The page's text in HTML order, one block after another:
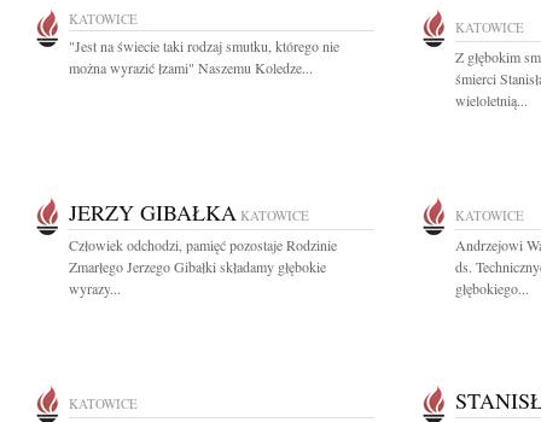
KATOWICE
"Jest na świecie taki rodzaj smutku, którego nie
można wyrazić łzami" Naszemu Koledze...
KATOWICE
Z głębokim
śmierci
wieloletnią...
JERZY GIBAŁKA KATOWICE
Człowiek odchodzi, pamięć pozostaje Rodzinie
Zmarłego Jerzego Gibałki składamy głębokie
wyrazy...
KATOWICE
Andrzejowi
ds.
głębokiego...
KATOWICE